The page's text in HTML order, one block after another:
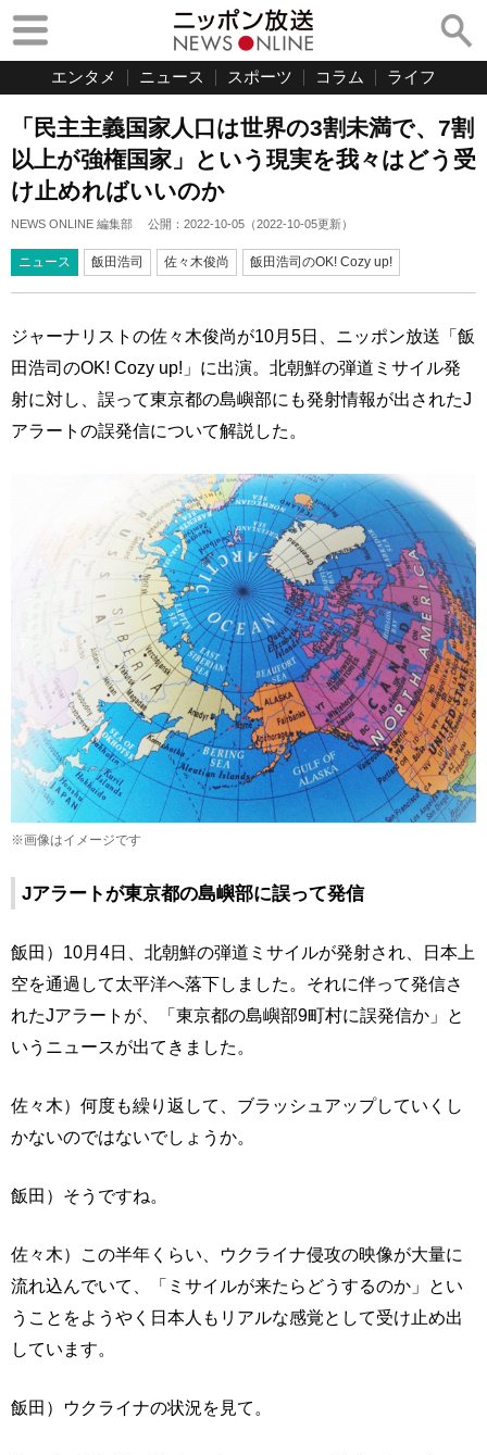
エンタメ ニュース スポーツ コラム ライフ
「民主主義国家人口は世界の3割未満で、7割
以上が強権国家」という現実を我々はどう受
け止めればいいのか
NEWS ONLINE 編集部 公開： 2022-10-05 （2022-10-05更新）
ニュース 飯田浩司 佐々木俊尚 飯田浩司のOK! Cozy up!
ジャーナリストの佐々木俊尚が10月5日、ニッポン放送「飯
田浩司のOK! Cozy up!」に出演。北朝鮮の弾道ミサイル発
射に対し、誤って東京都の島嶼部にも発射情報が出されたJ
アラートの誤発信について解説した。
※画像はイメージです
Jアラートが東京都の島嶼部に誤って発信
飯田）10月4日、北朝鮮の弾道ミサイルが発射され、日本上
空を通過して太平洋へ落下しました。それに伴って発信さ
れたJアラートが、「東京都の島嶼部9町村に誤発信か」と
いうニュースが出てきました。
佐々木）何度も繰り返して、ブラッシュアップしていくし
かないのではないでしょうか。
飯田）そうですね。
佐々木）この半年くらい、ウクライナ侵攻の映像が大量に
流れ込んでいて、「ミサイルが来たらどうするのか」とい
うことをようやく日本人もリアルな感覚として受け止め出
しています。
飯田）ウクライナの状況を見て。